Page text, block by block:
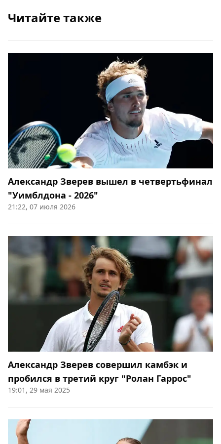
Читайте также
Александр Зверев вышел в четвертьфинал
"Уимблдона - 2026"
21:22, 07 июля 2026
Александр Зверев совершил камбэк и
пробился в третий круг "Ролан Гаррос"
19:01, 29 мая 2025